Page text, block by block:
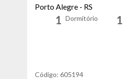
Porto Alegre - RS
1 Dormitório 1
Código: 605194